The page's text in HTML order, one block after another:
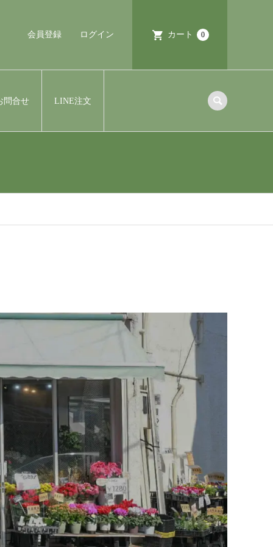
会員登録 ログイン カート 0
問合せ LINE注文